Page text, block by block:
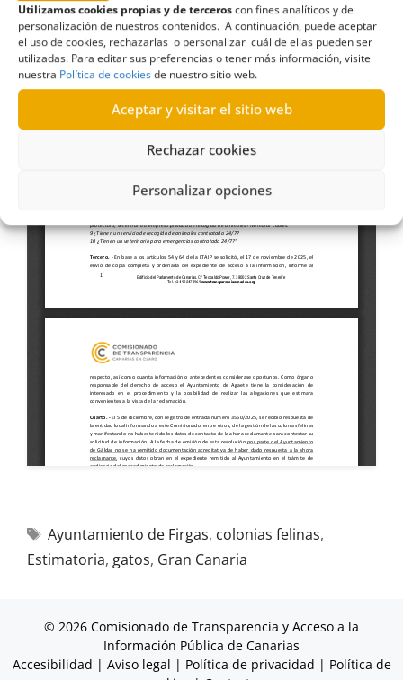
Utilizamos cookies propias y de terceroscon fines analíticos y de
personalización de nuestros contenidos. A continuación, puede aceptar
el uso de cookies, rechazarlas o personalizar cuál de ellas pueden ser
utilizadas. Para editar sus preferencias o tener más información, visite
nuestra Política de cookiesde nuestro sitio web.
Aceptar y visitar el sitio web
Rechazar cookies
Personalizar opciones
Ayuntamiento de Firgas, colonias felinas,
Estimatoria, gatos, Gran Canaria
© 2026 Comisionado de Transparencia y Acceso a la
Información Pública de Canarias
Accesibilidad | Aviso legal | Política de privacidad | Política de